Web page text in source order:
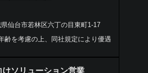
仙台市若林区六丁の目東町1-17
齢を考慮の上、同社規定により優遇
けソリューション営業